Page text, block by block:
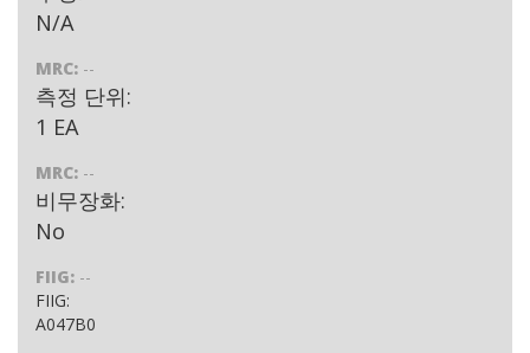
N/A
MRC: --
측정 단위:
1 EA
MRC: --
비무장화:
No
FIIG: --
FIIG:
A047B0